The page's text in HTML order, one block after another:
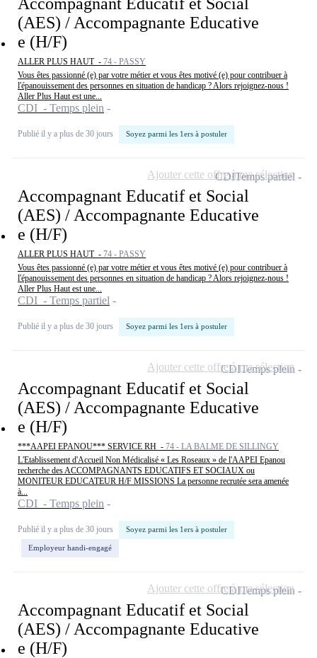
(AES) / Accompagnante Educative
e (H/F)
ALLER PLUS HAUT - 74 - PASSY
Vous êtes passionné (e) par votre métier et vous êtes motivé (e) pour contribuer à
l'épanouissement des personnes en situation de handicap ? Alors rejoignez-nous !
Aller Plus Haut est une...
CDI - Temps plein
Publié il y a plus de 30 jours Soyez parmi les 1ers à postuler
Accompagnant Educatif et Social
(AES) / Accompagnante Educative
e (H/F)
ALLER PLUS HAUT - 74 - PASSY
Vous êtes passionné (e) par votre métier et vous êtes motivé (e) pour contribuer à
l'épanouissement des personnes en situation de handicap ? Alors rejoignez-nous !
Aller Plus Haut est une...
CDI - Temps partiel
Publié il y a plus de 30 jours Soyez parmi les 1ers à postuler
CDITemps partiel
Ajouter cette offre à ma sélection
Accompagnant Educatif et Social
(AES) / Accompagnante Educative
e (H/F)
***AAPEI EPANOU*** SERVICE RH - 74 - LA BALME DE SILLINGY
L'Etablissement d'Accueil Non Médicalisé « Les Roseaux » de l'AAPEI Epanou
recherche des ACCOMPAGNANTS EDUCATIFS ET SOCIAUX ou
MONITEUR EDUCATEUR H/F MISSIONS La personne recrutée sera amenée
à...
CDI - Temps plein
Publié il y a plus de 30 jours Soyez parmi les 1ers à postuler
Employeur handi-engagé
CDITemps plein
Ajouter cette offre à ma sélection
Accompagnant Educatif et Social
(AES) / Accompagnante Educative
e (H/F)
CDITemps plein
Ajouter cette offre à ma sélection